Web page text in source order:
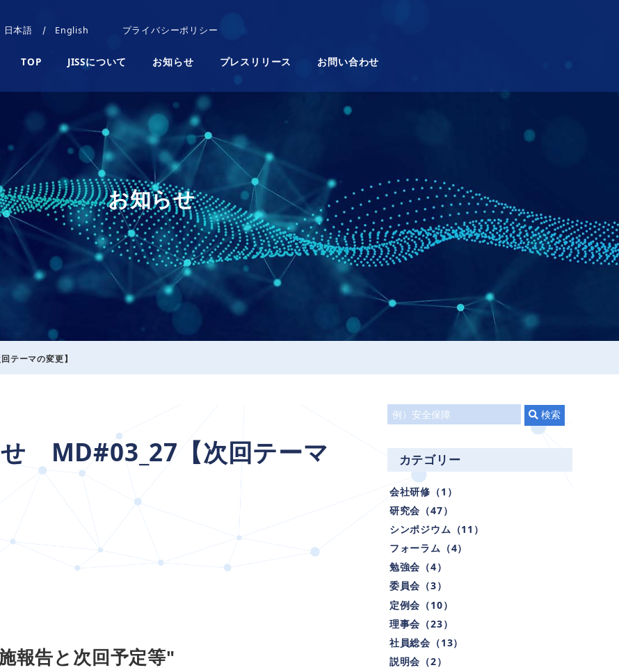
English
日本語 プライバシーポリシー
TOP JISSについて お知らせ プレスリリース お問い合わせ
お知らせ
テーマの変更】
MD#03_27【次回テーマ
報告と次回予定等"
タ
ト
で
検
検索
カテゴリー
会社研修（1）
研究会（47）
シンポジウム（11）
フォーラム（4）
勉強会（4）
委員会（3）
定例会（10）
理事会（23）
社員総会（13）
説明会（2）